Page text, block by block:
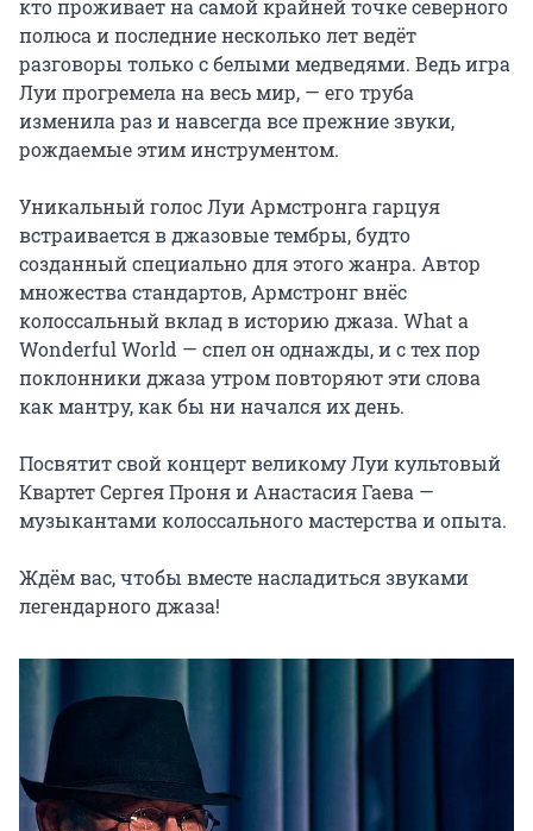
кто проживает на самой крайней точке северного
полюса и последние несколько лет ведёт
разговоры только с белыми медведями. Ведь игра
Луи прогремела на весь мир, — его труба
изменила раз и навсегда все прежние звуки,
рождаемые этим инструментом.
Уникальный голос Луи Армстронга гарцуя
встраивается в джазовые тембры, будто
созданный специально для этого жанра. Автор
множества стандартов, Армстронг внёс
колоссальный вклад в историю джаза. What a
Wonderful World — спел он однажды, и с тех пор
поклонники джаза утром повторяют эти слова
как мантру, как бы ни начался их день.
Посвятит свой концерт великому Луи культовый
Квартет Сергея Проня и Анастасия Гаева —
музыкантами колоссального мастерства и опыта.
Ждём вас, чтобы вместе насладиться звуками
легендарного джаза!